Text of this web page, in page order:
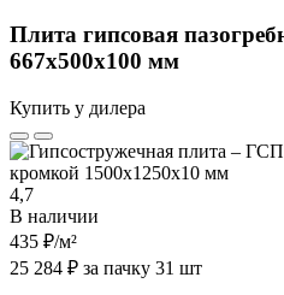
Плита гипсовая
667х500х100 мм
Купить у дилера
4,7
В наличии
435 ₽/м²
25 284 ₽ за пачку 31 шт